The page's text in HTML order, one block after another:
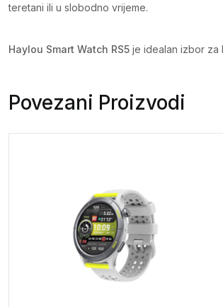
teretani ili u slobodno vrijeme.
Haylou Smart Watch RS5 je idealan izbor za
Povezani Proizvodi